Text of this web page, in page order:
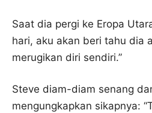
Saat dia pergi ke Eropa
hari, aku akan beri tahu dia
merugikan diri sendiri.”
Steve diam-diam senang
mengungkapkan sikapnya: